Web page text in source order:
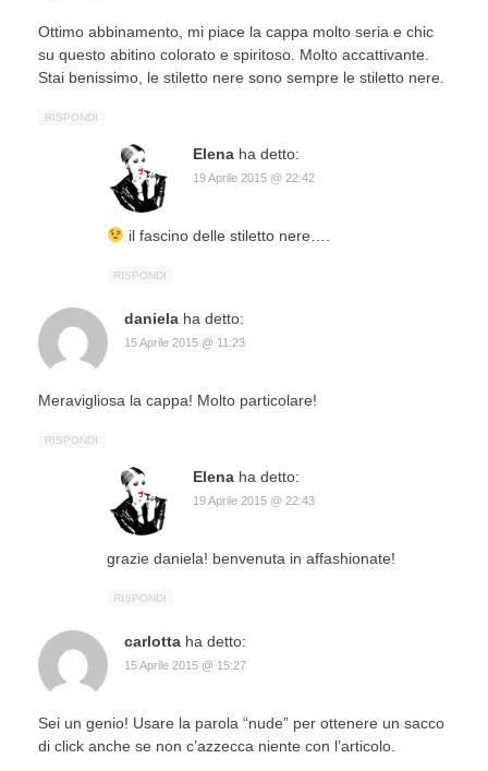
Ottimo abbinamento, mi piace la cappa molto seria e chic
su questo abitino colorato e spiritoso. Molto accattivante.
Stai benissimo, le stiletto nere sono sempre le stiletto nere.
RISPONDI
Elena ha detto:
19 Aprile 2015 @ 22:42
il fascino delle stiletto nere….
RISPONDI
daniela ha detto:
15 Aprile 2015 @ 11:23
Meravigliosa la cappa! Molto particolare!
RISPONDI
Elena ha detto:
19 Aprile 2015 @ 22:43
grazie daniela! benvenuta in affashionate!
RISPONDI
carlotta ha detto:
15 Aprile 2015 @ 15:27
Sei un genio! Usare la parola “nude” per ottenere un sacco
di click anche se non c’azzecca niente con l’articolo.